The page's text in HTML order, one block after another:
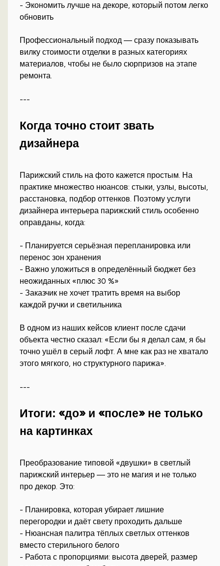
- Экономить лучше на декоре, который потом легко
обновить
Профессиональный подход — сразу показывать
вилку стоимости отделки в разных категориях
материалов, чтобы не было сюрпризов на этапе
ремонта.
---
Когда точно стоит звать
дизайнера
Парижский стиль на фото кажется простым. На
практике множество нюансов: стыки, узлы, высоты,
расстановка, подбор оттенков. Поэтому услуги
дизайнера интерьера парижский стиль особенно
оправданы, когда:
- Планируется серьёзная перепланировка или
перенос зон хранения
- Важно уложиться в определённый бюджет без
неожиданных «плюс 30 %»
- Заказчик не хочет тратить время на выбор
каждой ручки и светильника
В одном из наших кейсов клиент после сдачи
объекта честно сказал: «Если бы я делал сам, я бы
точно ушёл в серый лофт. А мне как раз не хватало
этого мягкого, но структурного парижа».
---
Итоги: «до» и «после» не только
на картинках
Преобразование типовой «двушки» в светлый
парижский интерьер — это не магия и не только
про декор. Это:
- Планировка, которая убирает лишние
перегородки и даёт свету проходить дальше
- Нюансная палитра тёплых светлых оттенков
вместо стерильного белого
- Работа с пропорциями: высота дверей, размер